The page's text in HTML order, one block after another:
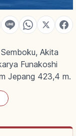
Akita
Funakoshi
Jepang 423,4 m.